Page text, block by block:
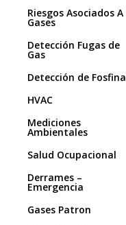
Riesgos Asociados A
Gases
Detección Fugas de
Gas
Detección de Fosfina
HVAC
Mediciones
Ambientales
Salud Ocupacional
Derrames –
Emergencia
Gases Patron